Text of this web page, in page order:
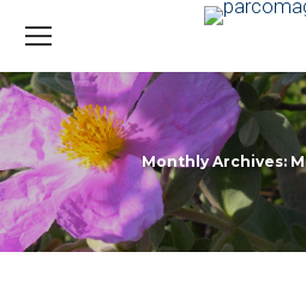
Monthly Archives: